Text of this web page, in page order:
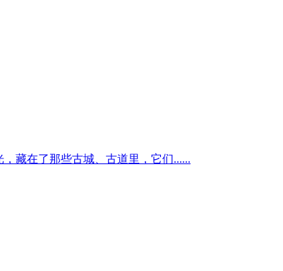
藏在了那些古城、古道里，它们......